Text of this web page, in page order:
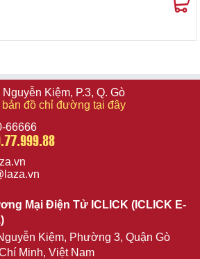
Kiệm, P.3, Q. Gò
bản đồ chỉ đường tại đây
66666
Mại Điện Tử ICLICK (ICLICK E-
Kiệm, Phường 3, Quận Gò
Minh, Việt Nam